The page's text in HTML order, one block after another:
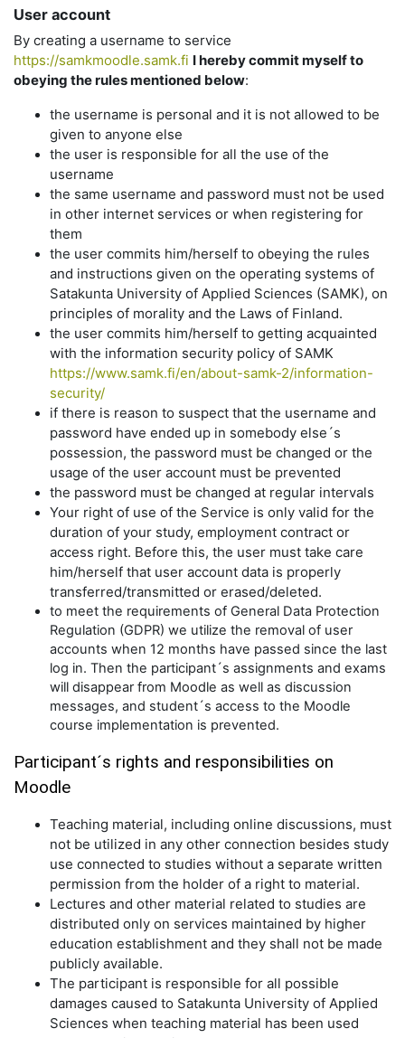
User account
By creating a username to service
https://samkmoodle.samk.fi I hereby commit myself to
obeying the rules mentioned below:
the username is personal and it is not allowed to be
given to anyone else
the user is responsible for all the use of the
username
the same username and password must not be used
in other internet services or when registering for
them
the user commits him/herself to obeying the rules
and instructions given on the operating systems of
Satakunta University of Applied Sciences (SAMK), on
principles of morality and the Laws of Finland.
the user commits him/herself to getting acquainted
with the information security policy of SAMK
https://www.samk.fi/en/about-samk-2/information-
security/
if there is reason to suspect that the username and
password have ended up in somebody else´s
possession, the password must be changed or the
usage of the user account must be prevented
the password must be changed at regular intervals
Your right of use of the Service is only valid for the
duration of your study, employment contract or
access right. Before this, the user must take care
him/herself that user account data is properly
transferred/transmitted or erased/deleted.
to meet the requirements of General Data Protection
Regulation (GDPR) we utilize the removal of user
accounts when 12 months have passed since the last
log in. Then the participant´s assignments and exams
will disappear from Moodle as well as discussion
messages, and student´s access to the Moodle
course implementation is prevented.
Participant´s rights and responsibilities on
Moodle
Teaching material, including online discussions, must
not be utilized in any other connection besides study
use connected to studies without a separate written
permission from the holder of a right to material.
Lectures and other material related to studies are
distributed only on services maintained by higher
education establishment and they shall not be made
publicly available.
The participant is responsible for all possible
damages caused to Satakunta University of Applied
Sciences when teaching material has been used